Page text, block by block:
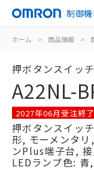
制御
ホーム > 商品情報 >
押ボタンスイッチ
A22NL-
2027年06月受注終
押ボタンスイッ
形, モーメンタ
ンPlus端子台,
LEDランプ色: 青